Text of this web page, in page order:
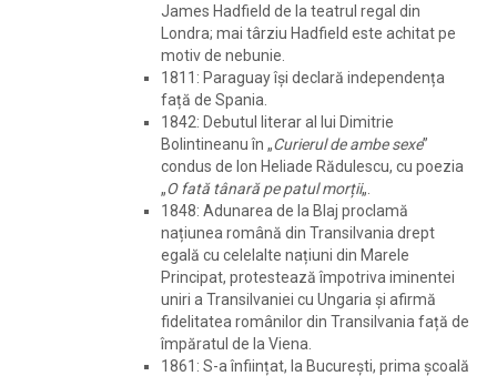
James Hadfield de la teatrul regal din
Londra; mai târziu Hadfield este achitat pe
motiv de nebunie.
1811: Paraguay își declară independența
față de Spania.
1842: Debutul literar al lui Dimitrie
Bolintineanu în „Curierul de ambe sexe”
condus de Ion Heliade Rădulescu, cu poezia
„O fată tânară pe patul morții„.
1848: Adunarea de la Blaj proclamă
națiunea română din Transilvania drept
egală cu celelalte națiuni din Marele
Principat, protestează împotriva iminentei
uniri a Transilvaniei cu Ungaria și afirmă
fidelitatea românilor din Transilvania față de
împăratul de la Viena.
1861: S-a înființat, la București, prima școală